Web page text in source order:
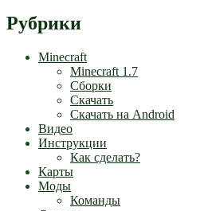
Рубрики
Minecraft
Minecraft 1.7
Сборки
Скачать
Скачать на Android
Видео
Инструкции
Как сделать?
Карты
Моды
Команды